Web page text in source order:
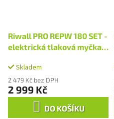
Riwall PRO REPW 180 SET -
elektrická tlaková myčka
Skladem
2 479 Kč bez DPH
2 999 Kč
DO KOŠÍKU